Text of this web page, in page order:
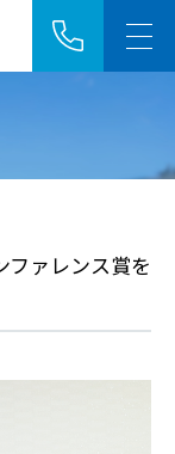
ァレンス賞を